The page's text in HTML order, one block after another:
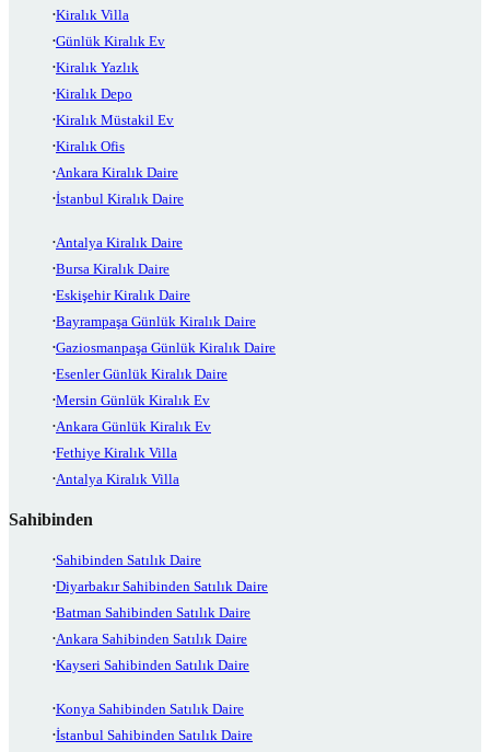
Kiralık Villa
Günlük Kiralık Ev
Kiralık Yazlık
Kiralık Depo
Kiralık Müstakil Ev
Kiralık Ofis
Ankara Kiralık Daire
İstanbul Kiralık Daire
Antalya Kiralık Daire
Bursa Kiralık Daire
Eskişehir Kiralık Daire
Bayrampaşa Günlük Kiralık Daire
Gaziosmanpaşa Günlük Kiralık Daire
Esenler Günlük Kiralık Daire
Mersin Günlük Kiralık Ev
Ankara Günlük Kiralık Ev
Fethiye Kiralık Villa
Antalya Kiralık Villa
Sahibinden
Sahibinden Satılık Daire
Diyarbakır Sahibinden Satılık Daire
Batman Sahibinden Satılık Daire
Ankara Sahibinden Satılık Daire
Kayseri Sahibinden Satılık Daire
Konya Sahibinden Satılık Daire
İstanbul Sahibinden Satılık Daire